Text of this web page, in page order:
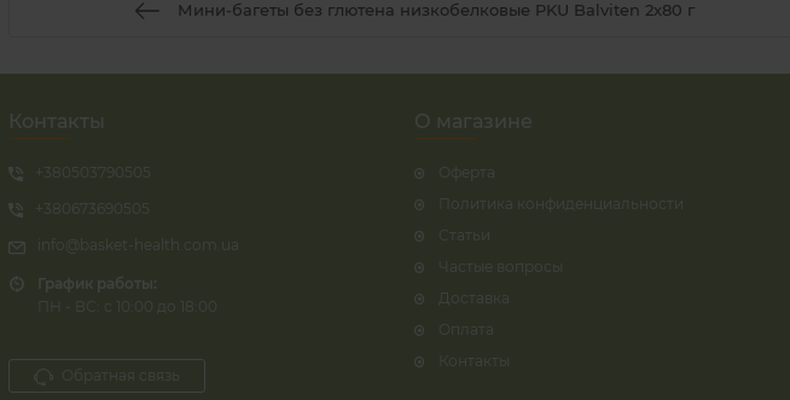
Мини-багеты без глютена низкобелковые PKU Balviten 2х80 г
Контакты
+380503790505
+380673690505
info@basket-health.com.ua
График работы:
ПН - ВС: с 10:00 до 18:00
Обратная связь
О магазине
Оферта
Политика конфиденциальности
Статьи
Частые вопросы
Доставка
Оплата
Контакты